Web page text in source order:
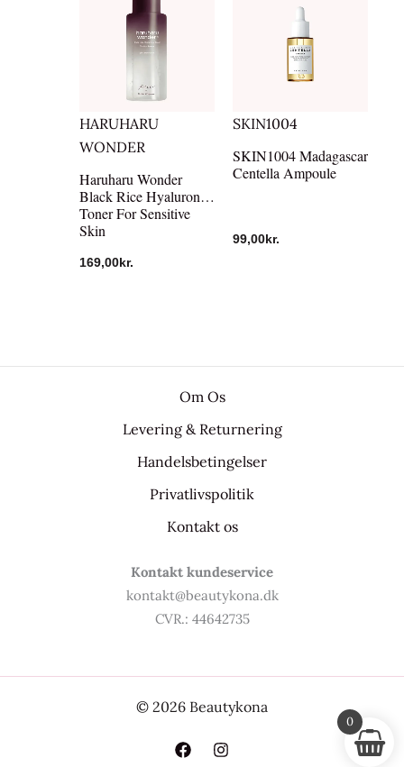
HARUHARU
WONDER
Haruharu Wonder
Black Rice Hyaluronic
Toner For Sensitive
Skin
169,00kr.
SKIN1004
SKIN1004 Madagascar
Centella Ampoule
99,00kr.
Om Os
Levering & Returnering
Handelsbetingelser
Privatlivspolitik
Kontakt os
Kontakt kundeservice
kontakt@beautykona.dk
CVR.: 44642735
© 2026 Beautykona
0